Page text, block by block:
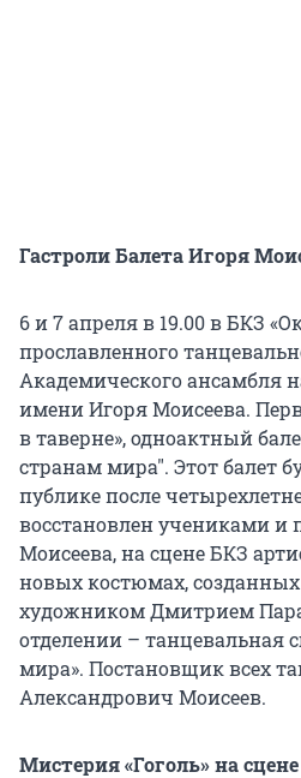
Гастроли Балета Игоря
6 и 7 апреля в 19.00 в БКЗ
прославленного
Академического ансамбля
имени Игоря Моисеева.
в таверне», одноактный
странам мира". Этот балет
публике после
восстановлен учениками
Моисеева, на сцене БКЗ
новых костюмах,
художником Дмитрием
отделении – танцевальная
мира». Постановщик всех
Александрович Моисеев.
Мистерия «Гоголь» на